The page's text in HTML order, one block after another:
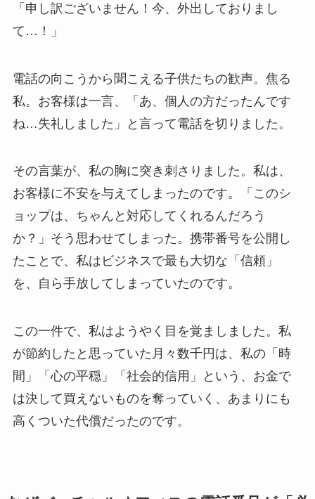
「申し訳ございません！今、外出しておりまし
て…！」
電話の向こうから聞こえる子供たちの歓声。焦る
私。お客様は一言、「あ、個人の方だったんです
ね…失礼しました」と言って電話を切りました。
その言葉が、私の胸に突き刺さりました。私は、
お客様に不安を与えてしまったのです。「このシ
ョップは、ちゃんと対応してくれるんだろう
か？」そう思わせてしまった。携帯番号を公開し
たことで、私はビジネスで最も大切な「信頼」
を、自ら手放してしまっていたのです。
この一件で、私はようやく目を覚ましました。私
が節約したと思っていた月々数千円は、私の「時
間」「心の平穏」「社会的信用」という、お金で
は決して買えないものを奪っていく、あまりにも
高くついた代償だったのです。